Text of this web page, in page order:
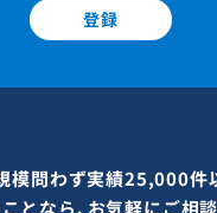
登録
模問わず実績25,000件
となら、お気軽にご相